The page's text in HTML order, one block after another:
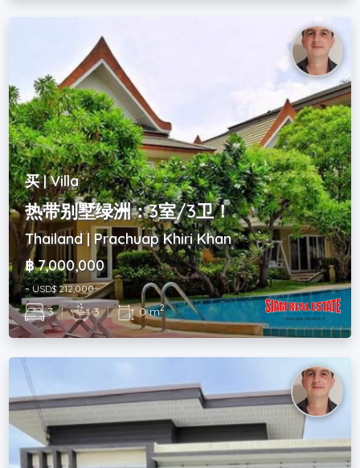
买 | Villa
热带别墅绿洲：3室/3卫！
Thailand | Prachuap Khiri Khan
฿ 7,000,000
~ USD$ 212,000
3 | 3 | 0 m2